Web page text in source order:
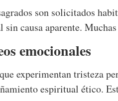
son solicitados
sin causa aparente.
emocionales
experimentan tristeza
espiritual ético.